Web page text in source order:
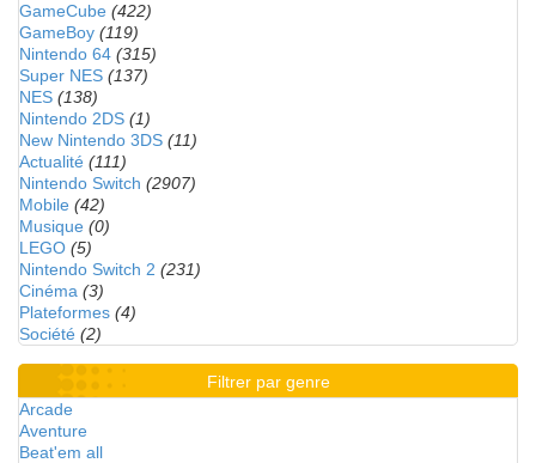
GameCube (422)
GameBoy (119)
Nintendo 64 (315)
Super NES (137)
NES (138)
Nintendo 2DS (1)
New Nintendo 3DS (11)
Actualité (111)
Nintendo Switch (2907)
Mobile (42)
Musique (0)
LEGO (5)
Nintendo Switch 2 (231)
Cinéma (3)
Plateformes (4)
Société (2)
Filtrer par genre
Arcade
Aventure
Beat'em all